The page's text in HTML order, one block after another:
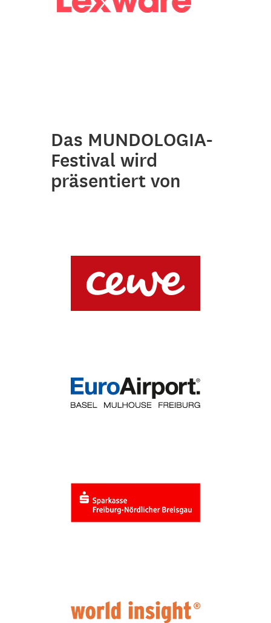
Das MUNDOLOGIA-
Festival wird
präsentiert von